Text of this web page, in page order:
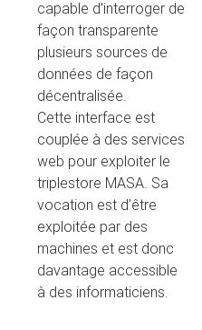
capable d'interroger de
façon transparente
plusieurs sources de
données de façon
décentralisée.
Cette interface est
couplée à des services
web pour exploiter le
triplestore MASA. Sa
vocation est d’être
exploitée par des
machines et est donc
davantage accessible
à des informaticiens.